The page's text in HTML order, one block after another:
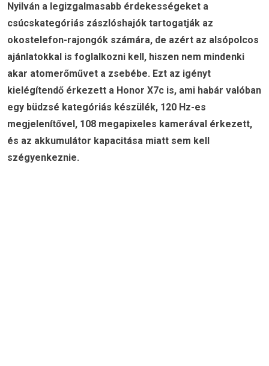
Nyilván a legizgalmasabb érdekességeket a
csúcskategóriás zászlóshajók tartogatják az
okostelefon-rajongók számára, de azért az alsópolcos
ajánlatokkal is foglalkozni kell, hiszen nem mindenki
akar atomerőművet a zsebébe. Ezt az igényt
kielégítendő érkezett a Honor X7c is, ami habár valóban
egy büdzsé kategóriás készülék, 120 Hz-es
megjelenítővel, 108 megapixeles kamerával érkezett,
és az akkumulátor kapacitása miatt sem kell
szégyenkeznie.